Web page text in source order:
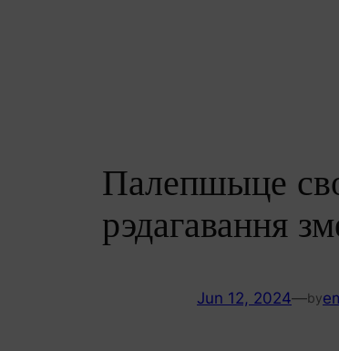
Палепшыце
рэдагавання
Jun 12, 2024—by